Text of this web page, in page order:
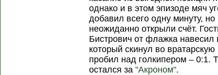
однако и в этом эпизоде мяч
добавил всего одну минуту,
неожиданно открыли счёт.
Бистрович от флажка
который скинул во
пробил над голкипером – 0:1.
остался за"Акроном".